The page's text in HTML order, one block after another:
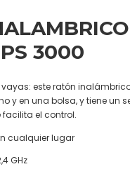
3000
este ratón
y en una bolsa, y tiene un
facilita el control.
cualquier lugar
GHz